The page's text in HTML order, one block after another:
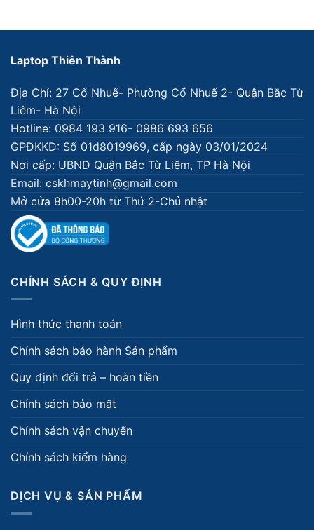
Laptop Thiên Thành
Địa Chỉ: 27 Cổ Nhuế- Phường Cổ Nhuế 2- Quận Bắc Từ
Liêm- Hà Nội
Hotline: 0984 193 916- 0986 693 656
GPĐKKD: Số 01d8019969, cấp ngày 03/01/2024
Nơi cấp: UBND Quận Bắc Từ Liêm, TP Hà Nội
Email: cskhmaytinh@gmail.com
Mở cửa 8h00-20h từ Thứ 2-Chủ nhật
CHÍNH SÁCH & QUY ĐỊNH
Hình thức thanh toán
Chính sách bảo hành Sản phẩm
Quy định đổi trả – hoàn tiền
Chính sách bảo mật
Chính sách vận chuyển
Chính sách kiểm hàng
DỊCH VỤ & SẢN PHẨM